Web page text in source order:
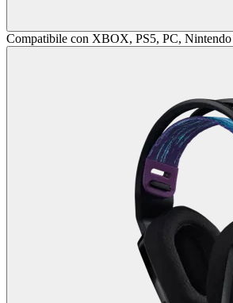
Compatibile con XBOX, PS5, PC,